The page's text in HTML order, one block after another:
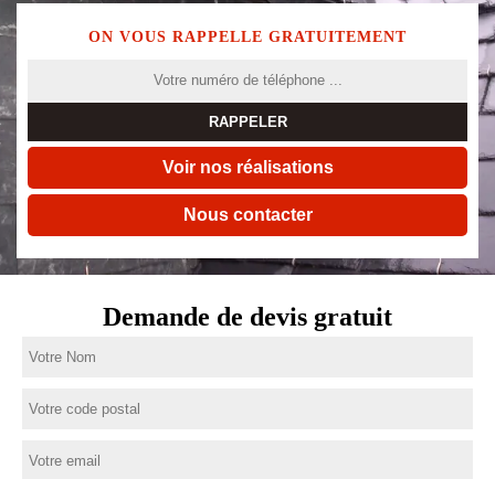
ON VOUS RAPPELLE GRATUITEMENT
Voir nos réalisations
Nous contacter
Demande de devis gratuit